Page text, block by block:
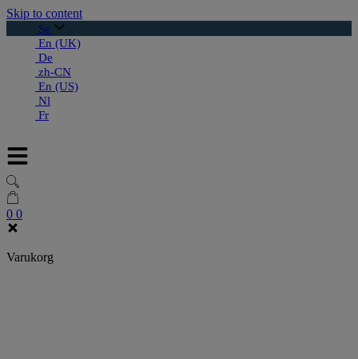
Skip to content
Se
En (UK)
De
zh-CN
En (US)
Nl
Fr
0 0
Varukorg